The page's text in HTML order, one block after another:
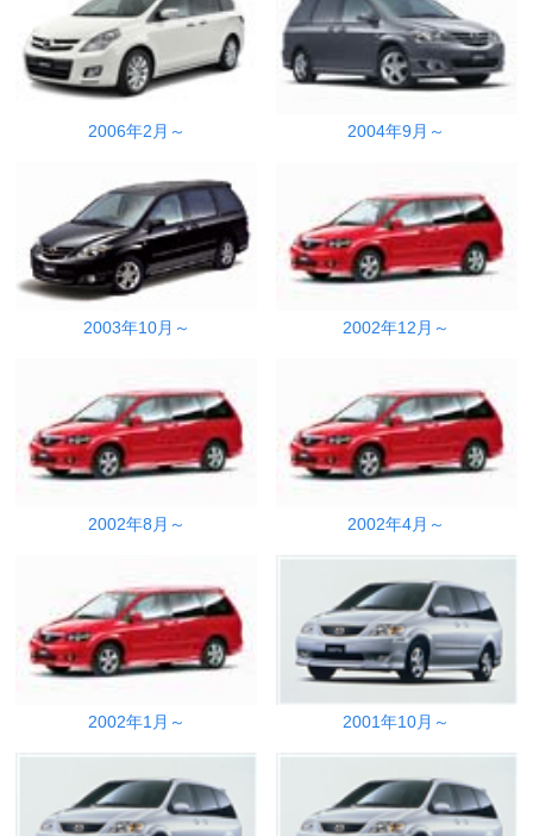
2006年2月～ 2004年9月～
2003年10月～ 2002年12月～
2002年8月～ 2002年4月～
2002年1月～ 2001年10月～